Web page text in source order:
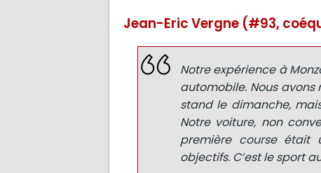
Jean-Eric Vergne (#93,
Notre expérience à
automobile. Nous
stand le dimanche,
Notre voiture, non
première course était
objectifs. C’est le sport